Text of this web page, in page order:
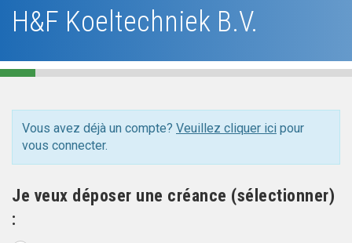
H&F Koeltechniek B.V.
Vous avez déjà un compte? Veuillez cliquer ici pour
vous connecter.
Je veux déposer une créance (sélectionner)
: